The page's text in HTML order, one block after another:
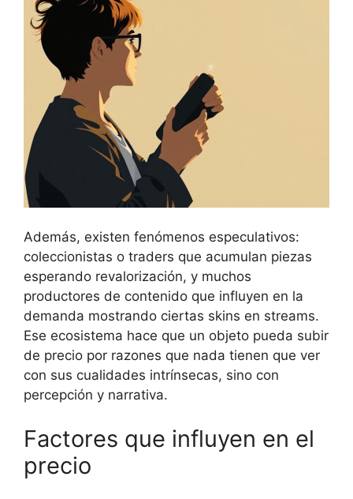
Además, existen fenómenos especulativos:
coleccionistas o traders que acumulan piezas
esperando revalorización, y muchos
productores de contenido que influyen en la
demanda mostrando ciertas skins en streams.
Ese ecosistema hace que un objeto pueda subir
de precio por razones que nada tienen que ver
con sus cualidades intrínsecas, sino con
percepción y narrativa.
Factores que influyen en el
precio